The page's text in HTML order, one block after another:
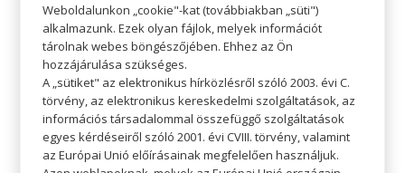
Weboldalunkon „cookie"-kat (továbbiakban „süti")
alkalmazunk. Ezek olyan fájlok, melyek információt
tárolnak webes böngészőjében. Ehhez az Ön
hozzájárulása szükséges.
A „sütiket" az elektronikus hírközlésről szóló 2003. évi C.
törvény, az elektronikus kereskedelmi szolgáltatások, az
információs társadalommal összefüggő szolgáltatások
egyes kérdéseiről szóló 2001. évi CVIII. törvény, valamint
az Európai Unió előírásainak megfelelően használjuk.